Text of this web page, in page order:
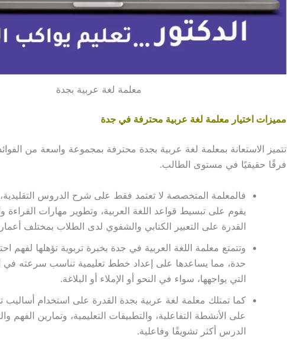
معلمة لغة عربية بجدة
مميزات اختيار معلمة لغة عربية محترفة في جدة
تتميز الاستعانة بمعلمة لغة عربية بجدة محترفة بمجموعة واسعة من
فرقًا حقيقيًا في مستوى الطالب.
فالمعلمة المتخصصة لا تعتمد فقط على شرح الدروس التقليدية،
يقوم على تبسيط قواعد اللغة العربية، وتطوير مهارات القراءة
القدرة على التعبير الكتابي والشفوي لدى الطلاب بمختلف
وتتمتع معلمة اللغة العربية في جدة بخبرة تربوية تؤهلها
حدة، مما يساعدها على إعداد خطط تعليمية تناسب سرعته في
التي يواجهها، سواء في النحو أو الإملاء أو البلاغة.
كما تمتلك معلمة لغة عربية بجدة القدرة على استخدام أساليب
على الأنشطة التفاعلية، والتطبيقات التعليمية، وتمارين الفهم
الدرس أكثر تشويقًا وفاعلية.